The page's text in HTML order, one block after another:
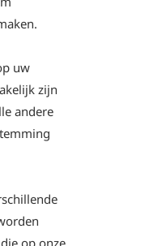
uw
zijn
andere
op onze